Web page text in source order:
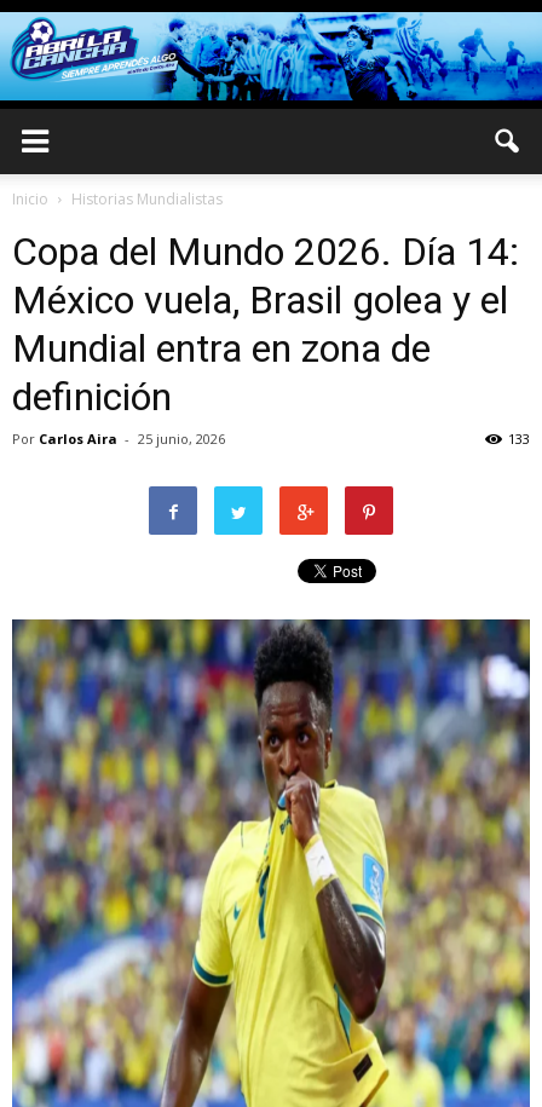
Inicio Historias Mundialistas
Copa del Mundo 2026. Día 14:
México vuela, Brasil golea y el
Mundial entra en zona de
definición
Por Carlos Aira - 25 junio, 2026 133